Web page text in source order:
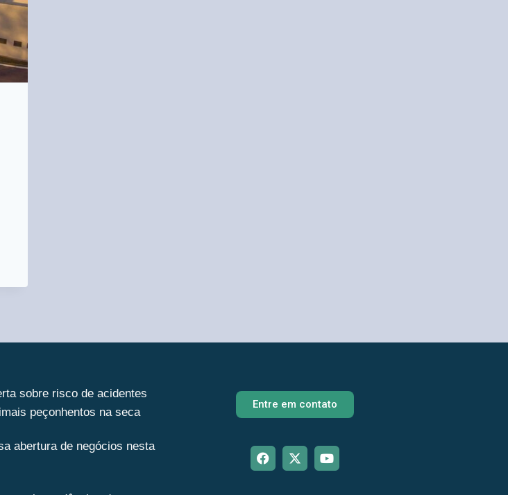
sobre risco de acidentes
peçonhentos na seca
abertura de negócios nesta
Entre em contato